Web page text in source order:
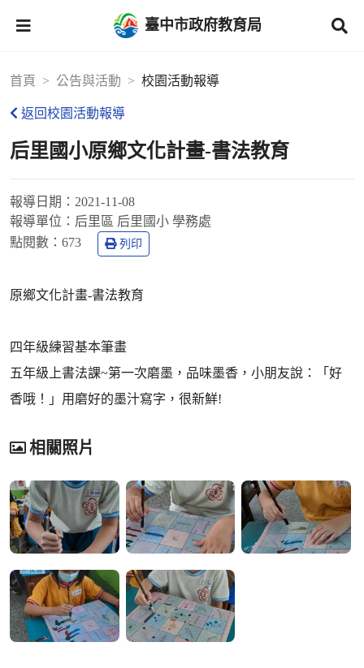
臺中市政府教育局
首頁 公告與活動 校園活動報導
返回校園活動報導
后里國小原鄉文化計畫-書法教育
報導日期： 2021-11-08
報導單位： 后里區 后里國小 學務處
點閱數： 673 列印
原鄉文化計畫-書法教育
四年級練習基本筆畫
五年級上書法課~第一次磨墨，品味墨香，小朋友說：「好
香哦！」用磨好的墨汁寫字，很新鮮!
相關照片